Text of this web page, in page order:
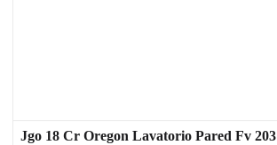
Jgo 18 Cr Oregon Lavatorio Pared Fv 203